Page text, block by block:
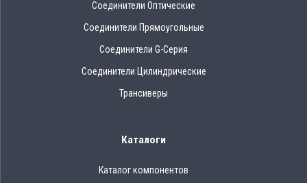
Соединители Оптические
Соединители Прямоугольные
Соединители G-Серия
Соединители Цилиндрические
Трансиверы
Каталоги
Каталог компонентов